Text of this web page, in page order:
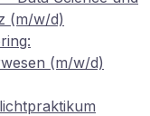
(m/w/d)
(m/w/d)